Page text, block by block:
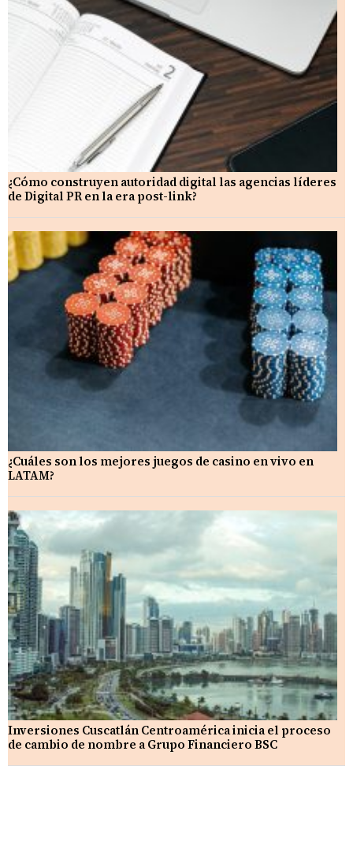
¿Cómo construyen autoridad digital las agencias líderes
de Digital PR en la era post-link?
¿Cuáles son los mejores juegos de casino en vivo en
LATAM?
Inversiones Cuscatlán Centroamérica inicia el proceso
de cambio de nombre a Grupo Financiero BSC